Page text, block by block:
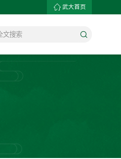
武大首页